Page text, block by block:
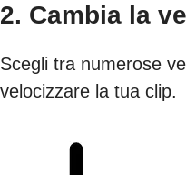
2. Cambia la
Scegli tra numerose
velocizzare la tua clip.